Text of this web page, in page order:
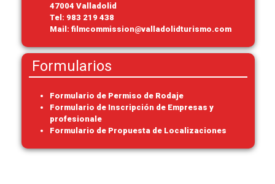
47004 Valladolid
Tel: 983 219 438
Mail: filmcommission@valladolidturismo.com
Formularios
Formulario de Permiso de Rodaje
Formulario de Inscripción de Empresas y
profesionale
Formulario de Propuesta de Localizaciones